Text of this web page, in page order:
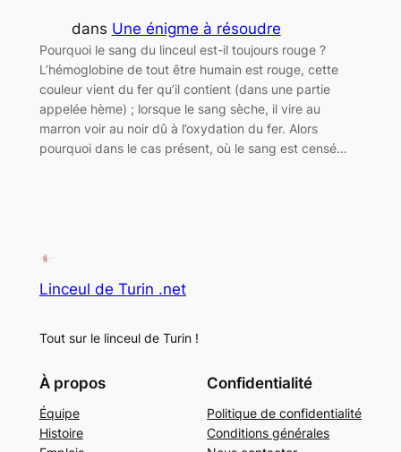
dans Une énigme à résoudre
Pourquoi le sang du linceul est-il toujours rouge ?
L’hémoglobine de tout être humain est rouge, cette
couleur vient du fer qu’il contient (dans une partie
appelée hème) ; lorsque le sang sèche, il vire au
marron voir au noir dû à l’oxydation du fer. Alors
pourquoi dans le cas présent, où le sang est censé…
Linceul de Turin .net
Tout sur le linceul de Turin !
À propos
Équipe
Histoire
Confidentialité
Politique de confidentialité
Conditions générales